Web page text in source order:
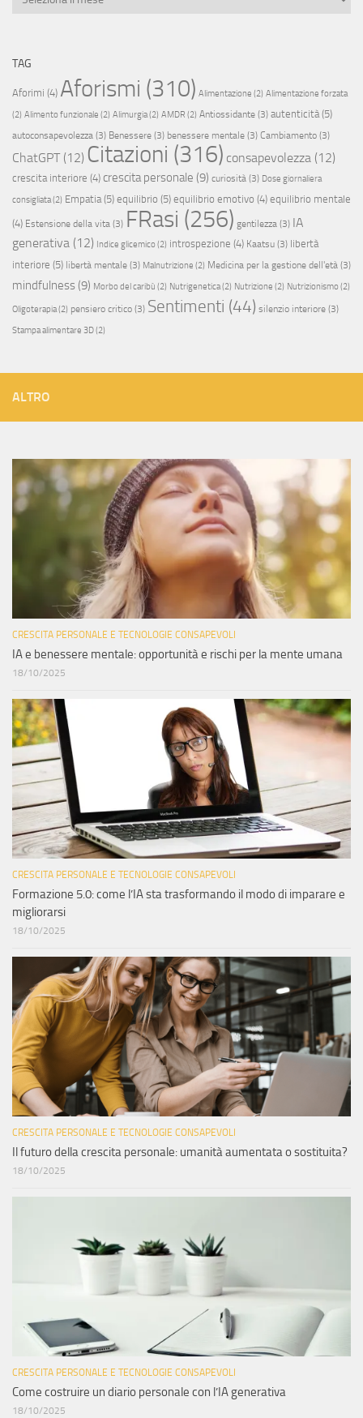
TAG
Aforimi (4) Aforismi (310) Alimentazione (2) Alimentazione forzata
(2) Alimento funzionale (2) Alimurgia(2) AMDR (2) Antiossidante (3) autenticità(5)
autoconsapevolezza (3) Benessere (3) benessere mentale (3) Cambiamento (3)
ChatGPT(12) Citazioni (316) consapevolezza (12)
crescita interiore (4) crescita personale (9) curiosità (3) Dose giornaliera
consigliata(2) Empatia(5) equilibrio (5) equilibrio emotivo (4) equilibrio mentale
(4) Estensione della vita (3) FRasi (256) gentilezza (3) IA
generativa (12) Indice glicemico (2) introspezione (4) Kaatsu (3) libertà
interiore (5) libertà mentale (3) Malnutrizione (2) Medicina per la gestione dell'età (3)
mindfulness (9) Morbo del caribù (2) Nutrigenetica(2) Nutrizione (2) Nutrizionismo (2)
Oligoterapia(2) pensiero critico (3) Sentimenti (44) silenzio interiore (3)
Stampa alimentare 3D(2)
ALTRO
CRESCITA PERSONALE E TECNOLOGIE CONSAPEVOLI
IA e benessere mentale: opportunità e rischi per la mente umana
18/10/2025
CRESCITA PERSONALE E TECNOLOGIE CONSAPEVOLI
Formazione 5.0: come l’IA sta trasformando il modo di imparare e
migliorarsi
18/10/2025
CRESCITA PERSONALE E TECNOLOGIE CONSAPEVOLI
Il futuro della crescita personale: umanità aumentata o sostituita?
18/10/2025
CRESCITA PERSONALE E TECNOLOGIE CONSAPEVOLI
Come costruire un diario personale con l’IA generativa
18/10/2025